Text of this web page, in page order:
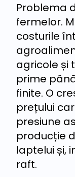
Problema
fermelor.
costurile
agricole și
prime
finite. O
prețului
presiune
producție
laptelui și,
raft.